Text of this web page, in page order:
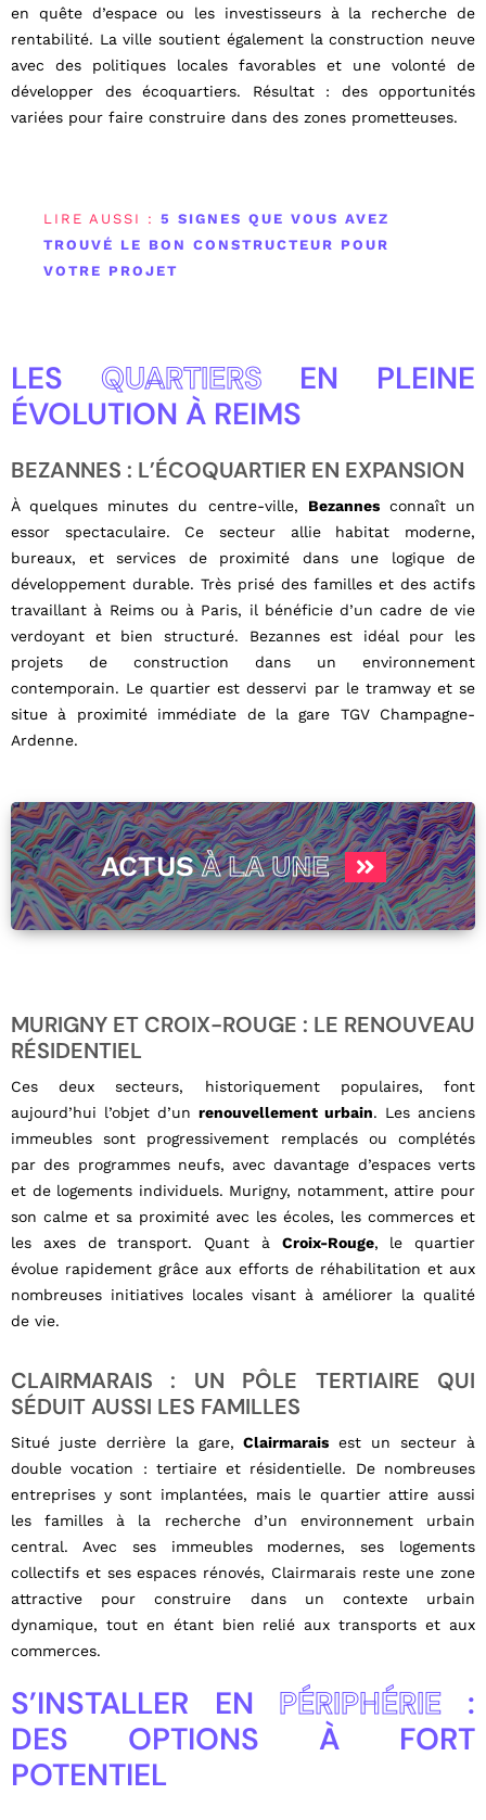
en quête d’espace ou les investisseurs à la recherche de
rentabilité. La ville soutient également la construction neuve
avec des politiques locales favorables et une volonté de
développer des écoquartiers. Résultat : des opportunités
variées pour faire construire dans des zones prometteuses.
LIRE AUSSI : 5 SIGNES QUE VOUS AVEZ
TROUVÉ LE BON CONSTRUCTEUR POUR
VOTRE PROJET
LES QUARTIERS EN PLEINE
ÉVOLUTION À REIMS
BEZANNES : L’ÉCOQUARTIER EN EXPANSION
À quelques minutes du centre-ville, Bezannesconnaît un
essor spectaculaire. Ce secteur allie habitat moderne,
bureaux, et services de proximité dans une logique de
développement durable. Très prisé des familles et des actifs
travaillant à Reims ou à Paris, il bénéficie d’un cadre de vie
verdoyant et bien structuré. Bezannes est idéal pour les
projets de construction dans un environnement
contemporain. Le quartier est desservi par le tramway et se
situe à proximité immédiate de la gare TGV Champagne-
Ardenne.
ACTUSÀ LA UNE
MURIGNY ET CROIX-ROUGE : LE RENOUVEAU
RÉSIDENTIEL
Ces deux secteurs, historiquement populaires, font
aujourd’hui l’objet d’un renouvellement urbain. Les anciens
immeubles sont progressivement remplacés ou complétés
par des programmes neufs, avec davantage d’espaces verts
et de logements individuels. Murigny, notamment, attire pour
son calme et sa proximité avec les écoles, les commerces et
les axes de transport. Quant à Croix-Rouge, le quartier
évolue rapidement grâce aux efforts de réhabilitation et aux
nombreuses initiatives locales visant à améliorer la qualité
de vie.
CLAIRMARAIS : UN PÔLE TERTIAIRE QUI
SÉDUIT AUSSI LES FAMILLES
Situé juste derrière la gare,Clairmarais est un secteur à
double vocation : tertiaire et résidentielle. De nombreuses
entreprises y sont implantées, mais le quartier attire aussi
les familles à la recherche d’un environnement urbain
central. Avec ses immeubles modernes, ses logements
collectifs et ses espaces rénovés, Clairmarais reste une zone
attractive pour construire dans un contexte urbain
dynamique, tout en étant bien relié aux transports et aux
commerces.
S’INSTALLER EN PÉRIPHÉRIE :
DES OPTIONS À FORT
POTENTIEL